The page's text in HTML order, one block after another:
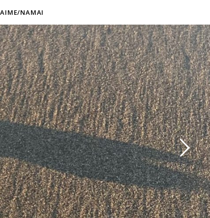
NAMAI